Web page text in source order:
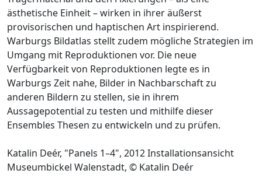
ästhetische Einheit – wirken in ihrer äußerst
provisorischen und haptischen Art inspirierend.
Warburgs Bildatlas stellt zudem mögliche Strategien im
Umgang mit Reproduktionen vor. Die neue
Verfügbarkeit von Reproduktionen legte es in
Warburgs Zeit nahe, Bilder in Nachbarschaft zu
anderen Bildern zu stellen, sie in ihrem
Aussagepotential zu testen und mithilfe dieser
Ensembles Thesen zu entwickeln und zu prüfen.
Katalin Deér, "Panels 1–4", 2012 Installationsansicht
Museumbickel Walenstadt, © Katalin Deér